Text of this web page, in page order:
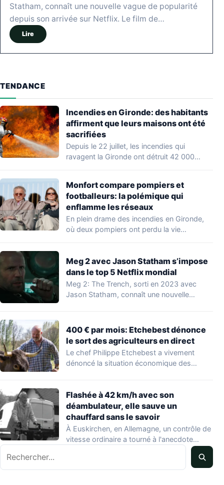
Statham, connaît une nouvelle vague de popularité
depuis son arrivée sur Netflix. Le film de…
Lire
TENDANCE
Incendies en Gironde: des habitants
affirment que leurs maisons ont été
sacrifiées
Depuis le 22 juillet, les incendies qui
ravagent la Gironde ont détruit 42 000…
Monfort compare pompiers et
footballeurs: la polémique qui
enflamme les réseaux
En plein drame des incendies en Gironde,
où deux pompiers ont perdu la vie…
Meg 2 avec Jason Statham s’impose
dans le top 5 Netflix mondial
Meg 2: The Trench, sorti en 2023 avec
Jason Statham, connaît une nouvelle
400 € par mois: Etchebest dénonce
le sort des agriculteurs en direct
Le chef Philippe Etchebest a vivement
dénoncé la situation économique des
Flashée à 42 km/h avec son
déambulateur, elle sauve un
chauffard sans le savoir
À Euskirchen, en Allemagne, un contrôle de
vitesse ordinaire a tourné à l'anecdote
Rechercher